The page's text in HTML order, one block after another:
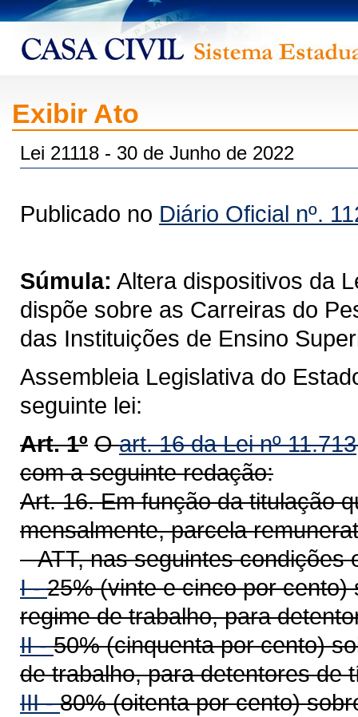
Exibir Ato
Lei 21118 - 30 de Junho de 2022
Publicado no Diário Oficial nº.
Súmula: Altera dispositivos da
dispõe sobre as Carreiras do
das Instituições de Ensino
Assembleia Legislativa do
seguinte lei:
Art. 1º Oart. 16 da Lei nº
com a seguinte redação:
Art. 16. Em função da titulação
mensalmente, parcela
– ATT, nas seguintes condições
I -25% (vinte e cinco por
regime de trabalho, para
II -50% (cinquenta por cento)
de trabalho, para detentores de
III -80% (oitenta por cento)